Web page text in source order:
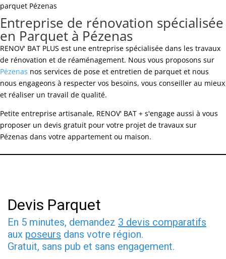
parquet Pézenas
Entreprise de rénovation spécialisée
en Parquet à Pézenas
RENOV' BAT PLUS est une entreprise spécialisée dans les travaux
de rénovation et de réaménagement. Nous vous proposons sur
Pézenas nos services de pose et entretien de parquet et nous
nous engageons à respecter vos besoins, vous conseiller au mieux
et réaliser un travail de qualité.
Petite entreprise artisanale, RENOV' BAT + s'engage aussi à vous
proposer un devis gratuit pour votre projet de travaux sur
Pézenas dans votre appartement ou maison.
Devis Parquet
En 5 minutes, demandez 3 devis comparatifs
aux poseurs dans votre région.
Gratuit, sans pub et sans engagement.